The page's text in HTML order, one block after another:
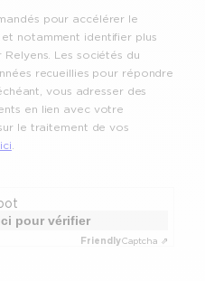
pour accélérer le
notamment identifier plus
Les sociétés du
recueillies pour répondre
vous adresser des
en lien avec votre
le traitement de vos
.
pour vérifier
FriendlyCaptcha ⇗